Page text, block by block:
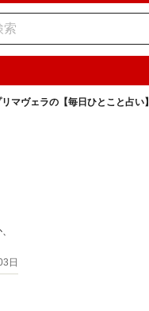
マヴェラの【毎日ひとこと占い】
日